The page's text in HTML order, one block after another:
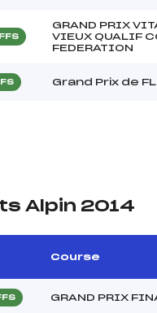
GRAND PRIX
VIEUX QUALIF
FEDERATION
Grand Prix de
Alpin 2014
Course
GRAND PRIX